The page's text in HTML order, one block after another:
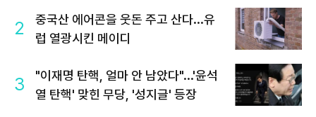
2
중국산 에어콘을 웃돈 주고 산다...유
럽 열광시킨 메이디
3
"이재명 탄핵, 얼마 안 남았다"...'윤석
열 탄핵' 맞힌 무당, '성지글' 등장